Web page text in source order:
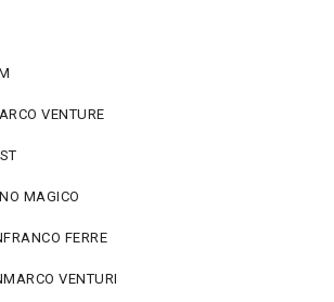
VENTURE
MAGICO